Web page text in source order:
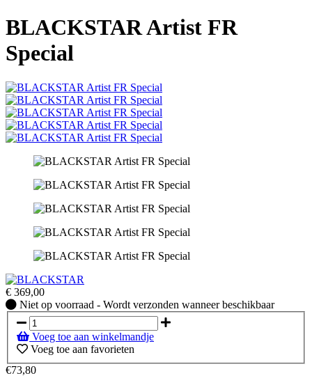
BLACKSTAR Artist FR
Special
€ 369,00
Niet
op
voorraad
-
Wordt
verzonden
Niet op voorraad - Wordt verzonden wanneer beschikbaar
Voeg toe aan winkelmandje
Voeg toe aan favorieten
€73,80